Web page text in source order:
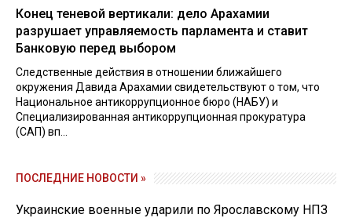
Конец теневой вертикали: дело Арахамии
разрушает управляемость парламента и ставит
Банковую перед выбором
Следственные действия в отношении ближайшего
окружения Давида Арахамии свидетельствуют о том, что
Национальное антикоррупционное бюро (НАБУ) и
Специализированная антикоррупционная прокуратура
(САП) вп...
ПОСЛЕДНИЕ НОВОСТИ »
Украинские военные ударили по Ярославскому НПЗ